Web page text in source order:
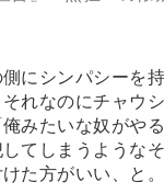
にシンパシーを
れなのにチャウ
みたいな奴がや
てしまうような
た方がいい、と